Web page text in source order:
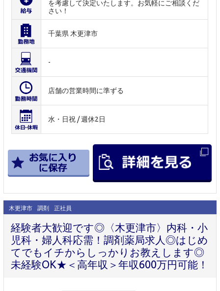
を考慮して決定いたします。お気軽にご相談くだ
さい！
千葉県 木更津市
-
店舗の営業時間に準ずる
水・日祝 / 週休2日
木更津市 調剤 正社員
経験者大歓迎です◎〈木更津市〉内科・小
児科・婦人科応需！調剤薬局求人◎はじめ
てでもイチからしっかりお教えします◎
未経験OK★＜高年収＞年収600万円可能！